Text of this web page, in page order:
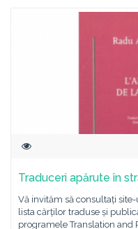
Traduceri apărute în
Vă invităm să consultați
lista cărților traduse și
programele Translation and